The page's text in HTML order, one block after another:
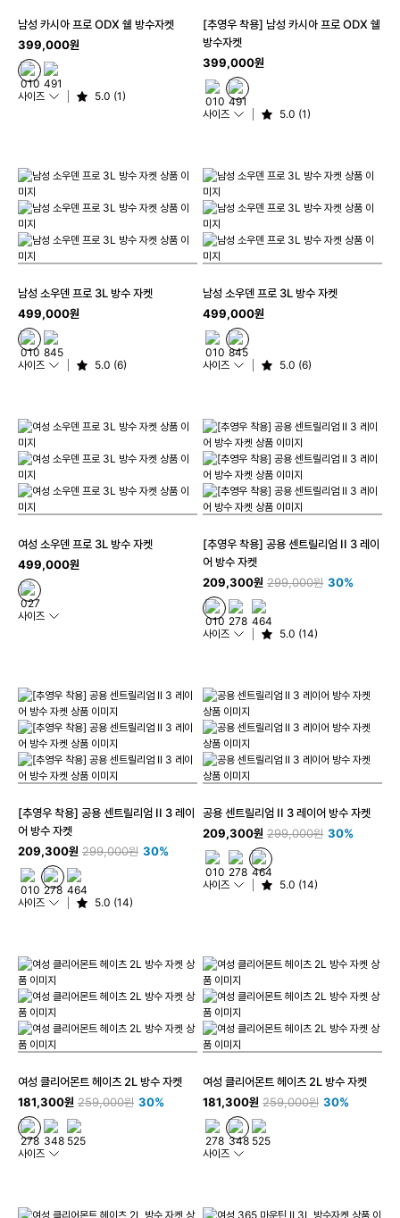
남성 카시아 프로 ODX 쉘 방수자켓
399,000원
사이즈 5.0 (1)
[추영우 착용] 남성 카시아 프로 ODX 쉘
방수자켓
399,000원
사이즈 5.0 (1)
남성 소우덴 프로 3L 방수 자켓
499,000원
사이즈 5.0 (6)
남성 소우덴 프로 3L 방수 자켓
499,000원
사이즈 5.0 (6)
여성 소우덴 프로 3L 방수 자켓
499,000원
사이즈
[추영우 착용] 공용 센트릴리엄 II 3 레이
어 방수 자켓
209,300원 299,000원 30%
사이즈 5.0 (14)
[추영우 착용] 공용 센트릴리엄 II 3 레이
어 방수 자켓
209,300원 299,000원 30%
사이즈 5.0 (14)
공용 센트릴리엄 II 3 레이어 방수 자켓
209,300원 299,000원 30%
사이즈 5.0 (14)
여성 클리어몬트 헤이츠 2L 방수 자켓
181,300원 259,000원 30%
사이즈
여성 클리어몬트 헤이츠 2L 방수 자켓
181,300원 259,000원 30%
사이즈